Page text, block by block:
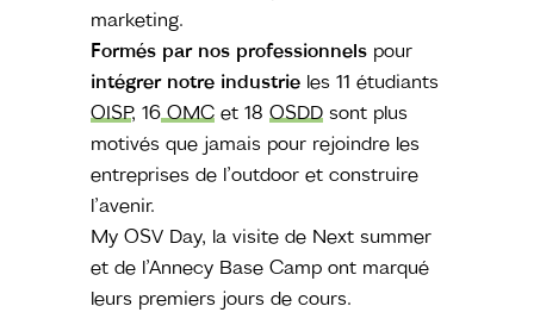
marketing.
Formés par nos professionnels pour
intégrer notre industrie les 11 étudiants
OISP, 16OMC et 18OSDD sont plus
motivés que jamais pour rejoindre les
entreprises de l’outdoor et construire
l’avenir.
My OSV Day, la visite de Next summer
et de l’Annecy Base Camp ont marqué
leurs premiers jours de cours.